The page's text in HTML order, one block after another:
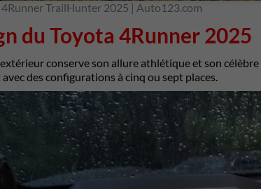
4Runner TrailHunter 2025 | Auto123.com
du Toyota 4Runner 2025
extérieur conserve son allure athlétique et son
des configurations à cinq ou sept places.